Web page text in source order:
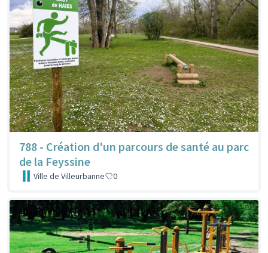
788 - Création d'un parcours de santé au parc
de la Feyssine
Ville de Villeurbanne 0